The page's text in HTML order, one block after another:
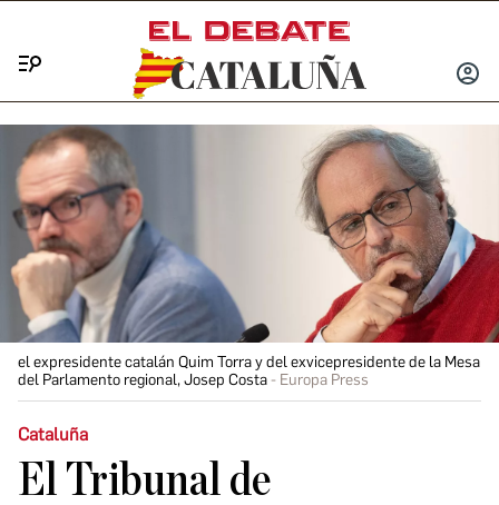
INICIAR
el expresidente catalán Quim Torra y del exvicepresidente de la Mesa
del Parlamento regional, Josep Costa
Europa Press
Cataluña
El Tribunal de